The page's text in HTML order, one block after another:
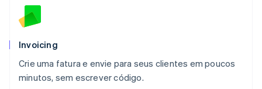
Invoicing
Crie uma fatura e envie para seus clientes em poucos
minutos, sem escrever código.
English
México
Noruega
English
Nova Zelândia
English